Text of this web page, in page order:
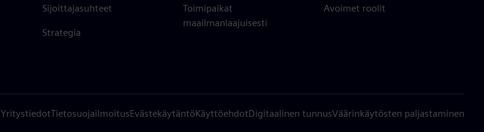
Sijoittajasuhteet
Strategia
Toimipaikat
maailmanlaajuisesti
Avoimet roolit
YritystiedotTietosuojailmoitusEvästekäytäntöKäyttöehdotDigitaalinen tunnusVäärinkäytösten paljastaminen